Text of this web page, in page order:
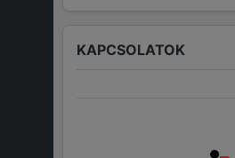
KAPCSOLATOK